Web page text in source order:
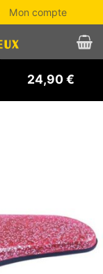
Mon compte
24,90€